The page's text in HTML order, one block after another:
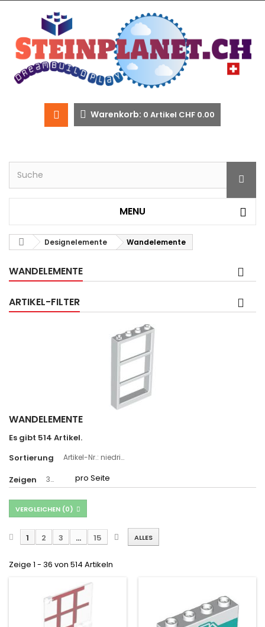
Warenkorb: 0 Artikel CHF 0.00
MENU
Designelemente Wandelemente
WANDELEMENTE
ARTIKEL-FILTER
WANDELEMENTE
Es gibt 514 Artikel.
Sortierung
Artikel-Nr.: niedrigste zuerst
Zeigen 36 pro Seite
VERGLEICHEN (0)
ALLES
1 2 3 ... 15
Zeige 1 - 36 von 514 Artikeln